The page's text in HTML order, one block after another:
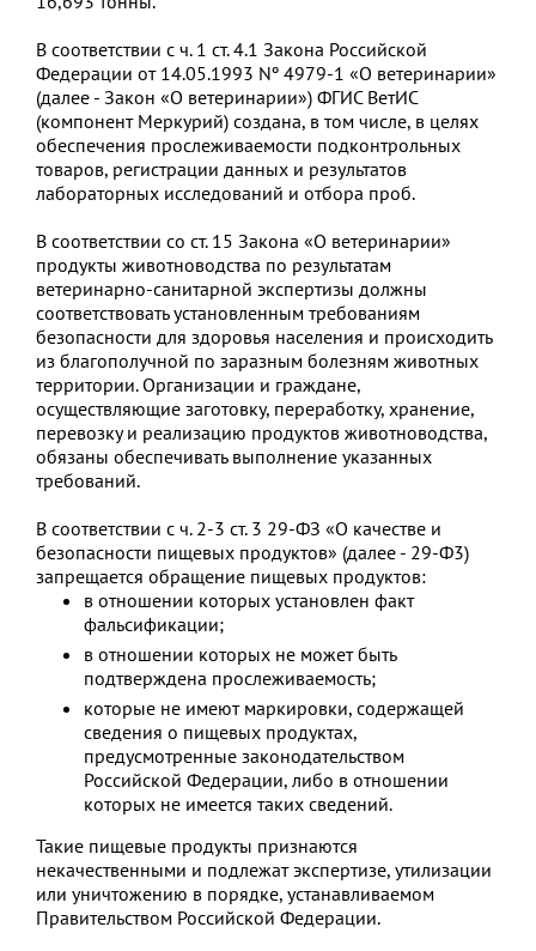
В соответствии с ч. 1 ст. 4.1 Закона Российской
Федерации от 14.05.1993 Nº 4979-1 «О ветеринарии»
(далее - Закон «О ветеринарии») ФГИС ВетИС
(компонент Меркурий) создана, в том числе, в целях
обеспечения прослеживаемости подконтрольных
товаров, регистрации данных и результатов
лабораторных исследований и отбора проб.
В соответствии со ст. 15 Закона «О ветеринарии»
продукты животноводства по результатам
ветеринарно-санитарной экспертизы должны
соответствовать установленным требованиям
безопасности для здоровья населения и происходить
из благополучной по заразным болезням животных
территории. Организации и граждане,
осуществляющие заготовку, переработку, хранение,
перевозку и реализацию продуктов животноводства,
обязаны обеспечивать выполнение указанных
требований.
В соответствии с ч. 2-3 ст. 3 29-ФЗ «О качестве и
безопасности пищевых продуктов» (далее - 29-Ф3)
запрещается обращение пищевых продуктов:
в отношении которых установлен факт
фальсификации;
в отношении которых не может быть
подтверждена прослеживаемость;
которые не имеют маркировки, содержащей
сведения о пищевых продуктах,
предусмотренные законодательством
Российской Федерации, либо в отношении
которых не имеется таких сведений.
Такие пищевые продукты признаются
некачественными и подлежат экспертизе, утилизации
или уничтожению в порядке, устанавливаемом
Правительством Российской Федерации.